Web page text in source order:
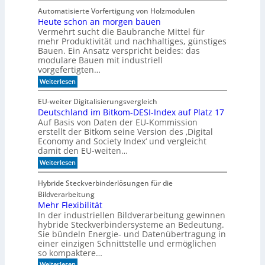
k
?
u
f
S
c
h
i
e
n
n
i
n
s
c
h
l
i
f
f
i
m
A
k
u
s
t
i
k
p
a
n
e
e
l
Automatisierte Vorfertigung von Holzmodulen
Heute schon an morgen bauen
Vermehrt sucht die Baubranche Mittel für
mehr Produktivität und nachhaltiges, günstiges
Bauen. Ein Ansatz verspricht beides: das
modulare Bauen mit industriell
vorgefertigten…
Weiterlesen:
H
e
u
t
e
s
c
h
o
n
a
m
o
r
g
e
n
b
a
u
e
EU-weiter Digitalisierungsvergleich
Deutschland im Bitkom-DESI-Index auf Platz 17
Auf Basis von Daten der EU-Kommission
erstellt der Bitkom seine Version des ‚Digital
Economy and Society Index‘ und vergleicht
damit den EU-weiten…
Weiterlesen:
D
u
t
s
c
h
l
a
n
d
i
Hybride Steckverbinderlösungen für die
Bildverarbeitung
Mehr Flexibilität
In der industriellen Bildverarbeitung gewinnen
hybride Steckverbindersysteme an Bedeutung.
Sie bündeln Energie- und Datenübertragung in
einer einzigen Schnittstelle und ermöglichen
so kompaktere…